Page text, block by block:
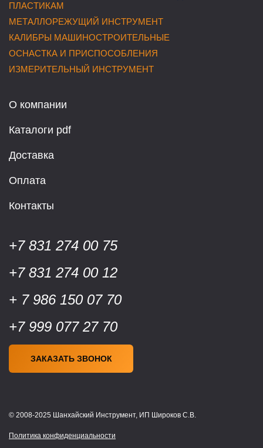
ПЛАСТИКАМ
МЕТАЛЛОРЕЖУЩИЙ ИНСТРУМЕНТ
КАЛИБРЫ МАШИНОСТРОИТЕЛЬНЫЕ
ОСНАСТКА И ПРИСПОСОБЛЕНИЯ
ИЗМЕРИТЕЛЬНЫЙ ИНСТРУМЕНТ
О компании
Каталоги pdf
Доставка
Оплата
Контакты
+7 831 274 00 75
+7 831 274 00 12
+ 7 986 150 07 70
+7 999 077 27 70
ЗАКАЗАТЬ ЗВОНОК
© 2008-2025 Шанхайский Инструмент, ИП Широков С.В.
Политика конфиденциальности